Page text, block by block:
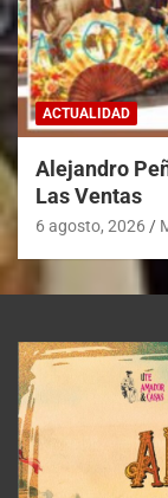
ACTUALIDAD
Alejandro
Las Ventas
6 agosto, 2026